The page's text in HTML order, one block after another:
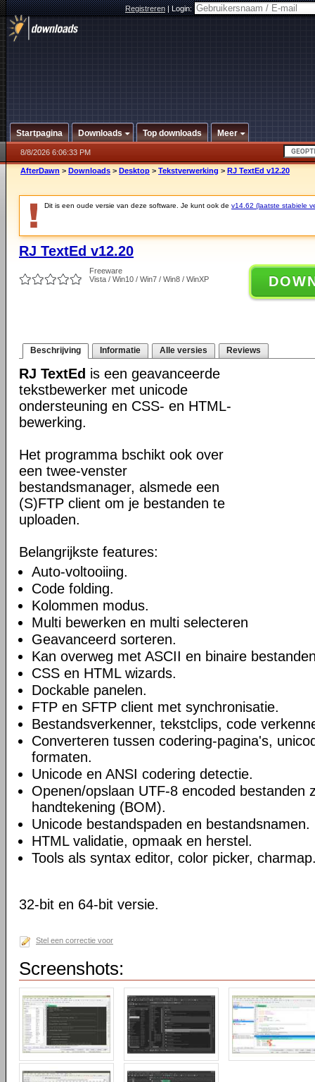
Registreren|Login:
Startpagina Downloads Top downloads Meer
8/8/2026 6:06:33 PM
AfterDawn > Downloads > Desktop > Tekstverwerking > RJ TextEd v12.20
Dit is een oude versie van deze software. Je kunt ook de v14.62 (laatste stabiele
RJ TextEd v12.20
Freeware
Vista / Win10 / Win7 / Win8 / WinXP
Beschrijving Informatie Alle versies Reviews
RJ TextEd is een geavanceerde
tekstbewerker met unicode
ondersteuning en CSS- en HTML-
bewerking.
Het programma bschikt ook over
een twee-venster
bestandsmanager, alsmede een
(S)FTP client om je bestanden te
uploaden.
Belangrijkste features:
Auto-voltooiing.
Code folding.
Kolommen modus.
Multi bewerken en multi selecteren
Geavanceerd sorteren.
Kan overweg met ASCII en binaire
CSS en HTML wizards.
Dockable panelen.
FTP en SFTP client met synchronisatie.
Bestandsverkenner, tekstclips, code
Converteren tussen codering-pagina's,
formaten.
Unicode en ANSI codering detectie.
Openen/opslaan UTF-8 encoded bestanden
handtekening (BOM).
Unicode bestandspaden en bestandsnamen.
HTML validatie, opmaak en herstel.
Tools als syntax editor, color picker,
32-bit en 64-bit versie.
Stel een correctie voor
Screenshots: